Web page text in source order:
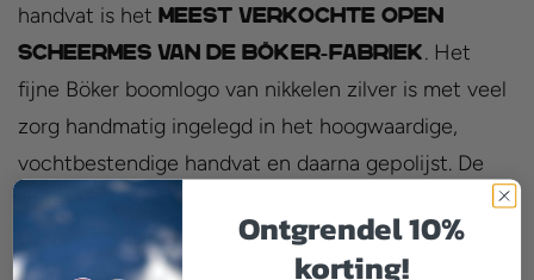
handvat is het meest verkochte open
scheermes van de Böker-fabriek. Het
fijne Böker boomlogo van nikkelen zilver is met veel
zorg handmatig ingelegd in het hoogwaardige,
vochtbestendige handvat en daarna gepolijst. De
karteling aan beide zijden van de tang van het
blauwgepolijste lemmet zorgt voor een bijzonder
veilige grip.
Ontgrendel 10%
korting!